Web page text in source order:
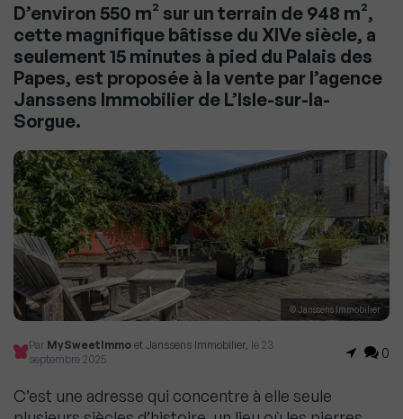
D’environ 550 m² sur un terrain de 948 m²,
cette magnifique bâtisse du XIVe siècle, a
seulement 15 minutes à pied du Palais des
Papes, est proposée à la vente par l’agence
Janssens Immobilier de L’Isle-sur-la-
Sorgue.
© Janssens Immobilier
Par MySweetImmoet Janssens Immobilier, le 23
septembre 2025
0
C’est une adresse qui concentre à elle seule